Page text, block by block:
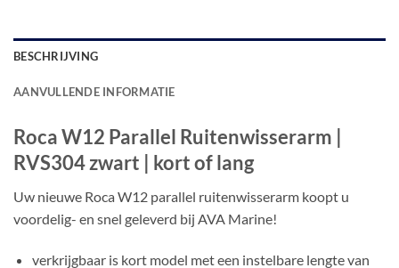
BESCHRIJVING
AANVULLENDE INFORMATIE
Roca W12 Parallel Ruitenwisserarm |
RVS304 zwart | kort of lang
Uw nieuwe Roca W12 parallel ruitenwisserarm koopt u
voordelig- en snel geleverd bij AVA Marine!
verkrijgbaar is kort model met een instelbare lengte van